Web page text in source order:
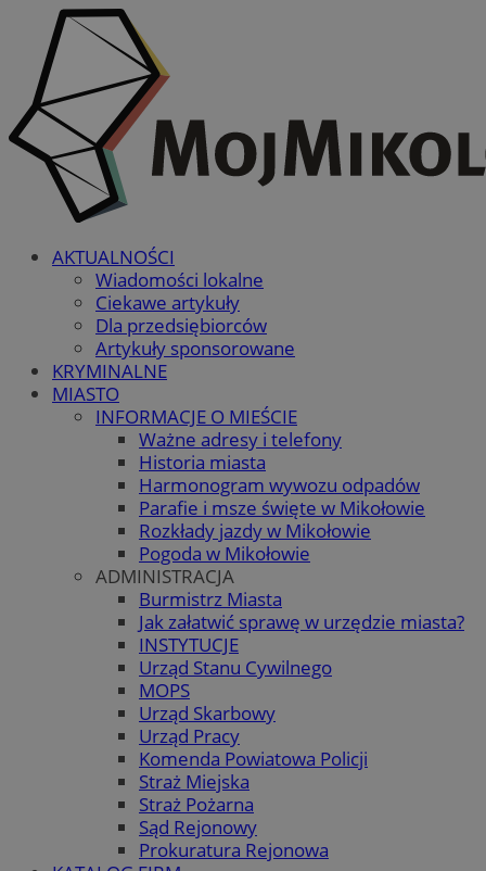
AKTUALNOŚCI
Wiadomości lokalne
Ciekawe artykuły
Dla przedsiębiorców
Artykuły sponsorowane
KRYMINALNE
MIASTO
INFORMACJE O MIEŚCIE
Ważne adresy i telefony
Historia miasta
Harmonogram wywozu odpadów
Parafie i msze święte w Mikołowie
Rozkłady jazdy w Mikołowie
Pogoda w Mikołowie
ADMINISTRACJA
Burmistrz Miasta
Jak załatwić sprawę w urzędzie miasta?
INSTYTUCJE
Urząd Stanu Cywilnego
MOPS
Urząd Skarbowy
Urząd Pracy
Komenda Powiatowa Policji
Straż Miejska
Straż Pożarna
Sąd Rejonowy
Prokuratura Rejonowa